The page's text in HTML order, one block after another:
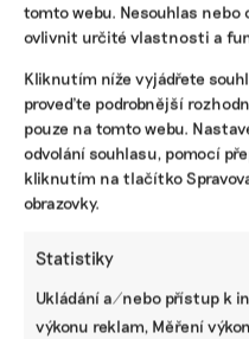
tomto webu. Nesouhlas nebo
ovlivnit určité vlastnosti a
Kliknutím níže vyjádřete
proveďte podrobnější
pouze na tomto webu.
odvolání souhlasu, pomocí
kliknutím na tlačítko
obrazovky.
Statistiky
Ukládání a/nebo přístup k
výkonu reklam, Měření